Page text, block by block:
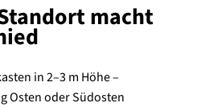
macht
in 2–3 m Höhe –
Osten oder Südosten